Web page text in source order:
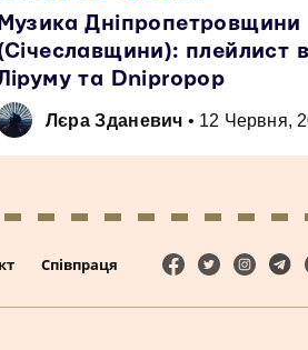
Музика Дніпропетровщини
плейлист
та Dnipropop
Лєра Зданевич • 12 Червня,
Співпраця